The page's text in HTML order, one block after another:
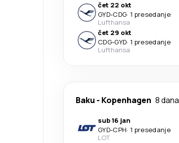
čet 22 okt
GYD-CDG· 1 presedanje
Lufthansa
čet 29 okt
CDG-GYD· 1 presedanje
Lufthansa
Baku - Kopenhagen 8 dana
sub 16 jan
GYD-CPH· 1 presedanje
LOT